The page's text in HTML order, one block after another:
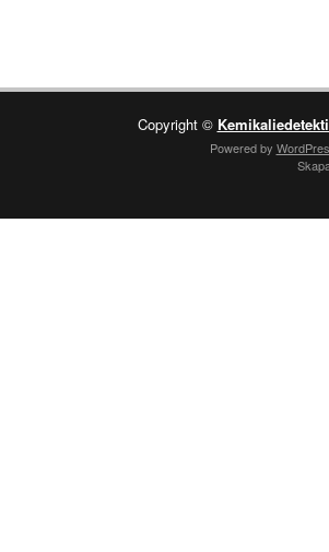
Copyright ©
Powered by